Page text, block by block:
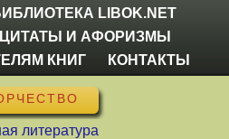
LIBOK.NET
ЦИТАТЫ И АФОРИЗМЫ
КНИГ
КОНТАКТЫ
литература